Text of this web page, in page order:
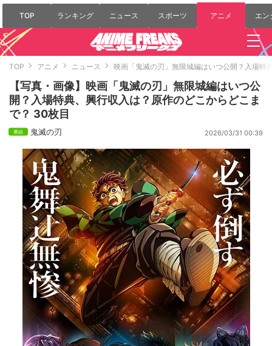
TOP ランキング ニュース スポーツ アニメ エン
TOP アニメ ニュース 映画「鬼滅の刃」無限城編はいつ公開？入場特
【写真・画像】映画「鬼滅の刃」無限城編はいつ公
開？入場特典、興行収入は？原作のどこからどこま
で？ 30枚目
鬼滅の刃 2026/03/31 00:39